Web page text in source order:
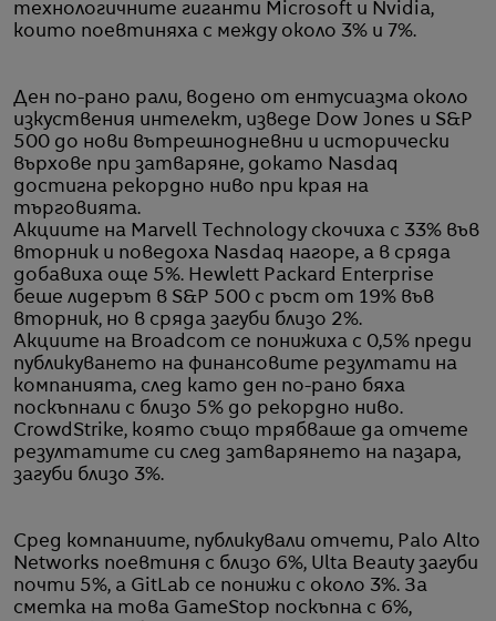
технологичните гиганти Microsoft и Nvidia,
които поевтиняха с между около 3% и 7%.
Ден по-рано рали, водено от ентусиазма около
изкуствения интелект, изведе Dow Jones и S&P
500 до нови вътрешнодневни и исторически
върхове при затваряне, докато Nasdaq
достигна рекордно ниво при края на
търговията.
Акциите на Marvell Technology скочиха с 33% във
вторник и поведоха Nasdaq нагоре, а в сряда
добавиха още 5%. Hewlett Packard Enterprise
беше лидерът в S&P 500 с ръст от 19% във
вторник, но в сряда загуби близо 2%.
Акциите на Broadcom се понижиха с 0,5% преди
публикуването на финансовите резултати на
компанията, след като ден по-рано бяха
поскъпнали с близо 5% до рекордно ниво.
CrowdStrike, която също трябваше да отчете
резултатите си след затварянето на пазара,
загуби близо 3%.
Сред компаниите, публикували отчети, Palo Alto
Networks поевтиня с близо 6%, Ulta Beauty загуби
почти 5%, а GitLab се понижи с около 3%. За
сметка на това GameStop поскъпна с 6%,